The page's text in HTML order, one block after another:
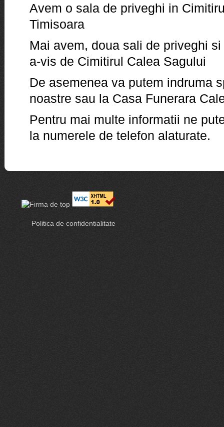
Avem o sala de priveghi in
Timisoara
Mai avem, doua sali de priveghi
a-vis de Cimitirul Calea Sagului
De asemenea va putem indruma
noastre sau la Casa Funerara
Pentru mai multe informatii ne
la numerele de telefon alaturate.
Politica de confidentialitate